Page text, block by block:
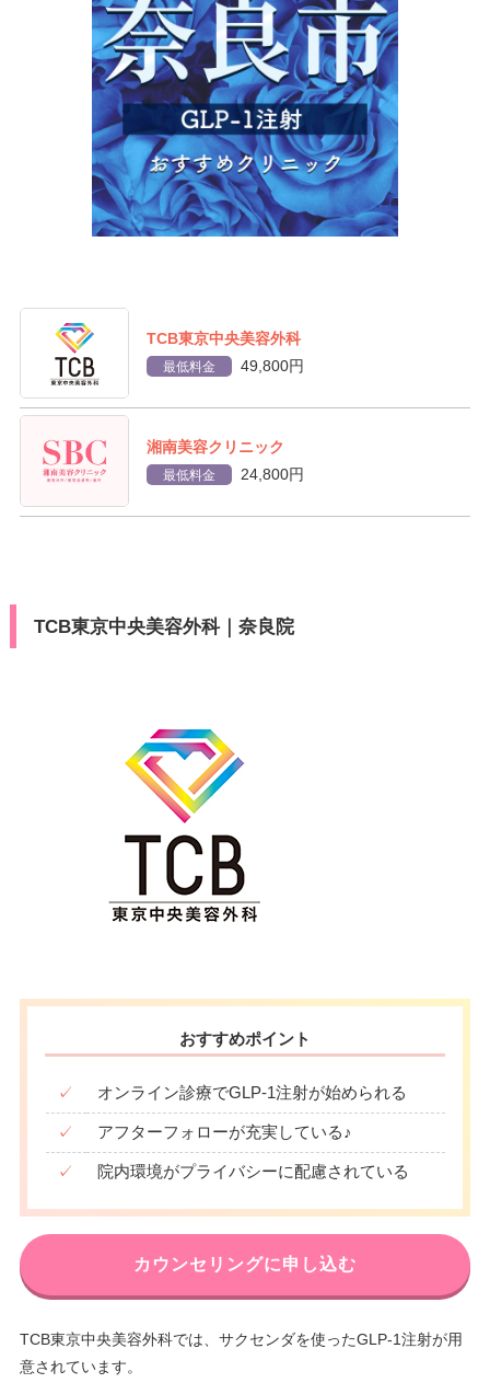
TCB東京中央美容外科
最低料金 49,800円
湘南美容クリニック
最低料金 24,800円
TCB東京中央美容外科｜奈良院
おすすめポイント
✓ オンライン診療でGLP-1注射が始められる
✓ アフターフォローが充実している♪
✓ 院内環境がプライバシーに配慮されている
カウンセリングに申し込む
TCB東京中央美容外科では、サクセンダを使ったGLP-1注射が用
意されています。